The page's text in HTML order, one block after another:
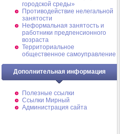
городской среды»
Противодействие нелегальной
занятости
Неформальная занятость и
работники предпенсионного
возраста
Территориальное
общественное самоуправление
Дополнительная информация
Полезные ссылки
Ссылки Мирный
Администрация сайта